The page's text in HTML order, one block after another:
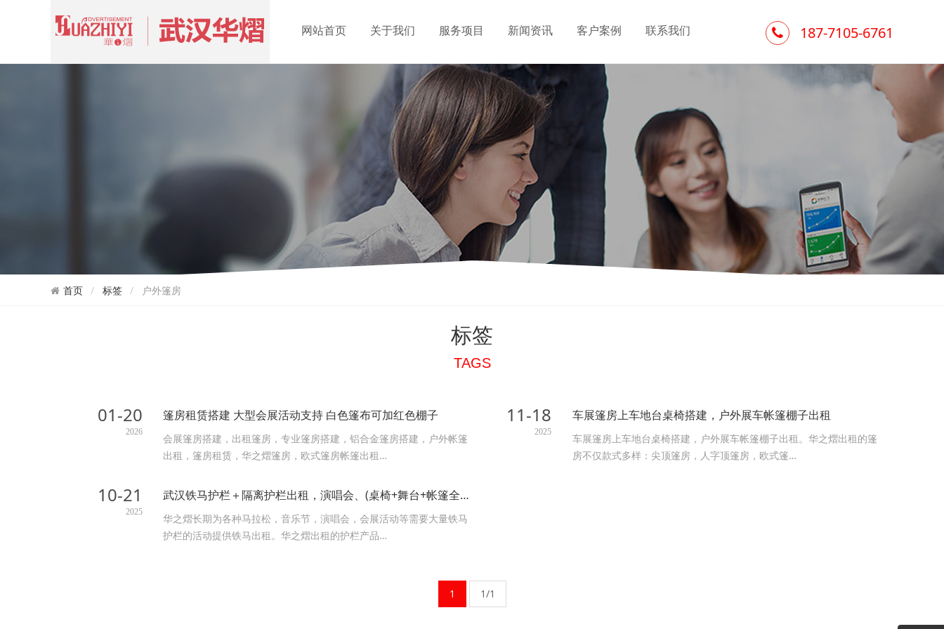
网站首页 关于我们 服务项目 新闻资讯 客户案例 联系我们 187-7105-6761
首页 标签 户外篷房
标签
TAGS
01-20
2026
篷房租赁搭建 大型会展活动支持 白色篷布可加红色棚子
会展篷房搭建，出租篷房，专业篷房搭建，铝合金篷房搭建，户外帐篷
出租，篷房租赁，华之熠篷房，欧式篷房帐篷出租…
11-18
2025
车展篷房上车地台桌椅搭建，户外展车帐篷棚子出租
车展篷房上车地台桌椅搭建，户外展车帐篷棚子出租。华之熠出租的篷
房不仅款式多样：尖顶篷房，人字顶篷房，欧式篷…
10-21
2025
武汉铁马护栏＋隔离护栏出租，演唱会、(桌椅+舞台+帐篷全覆盖)
华之熠长期为各种马拉松，音乐节，演唱会，会展活动等需要大量铁马
护栏的活动提供铁马出租。华之熠出租的护栏产品…
1 1/1